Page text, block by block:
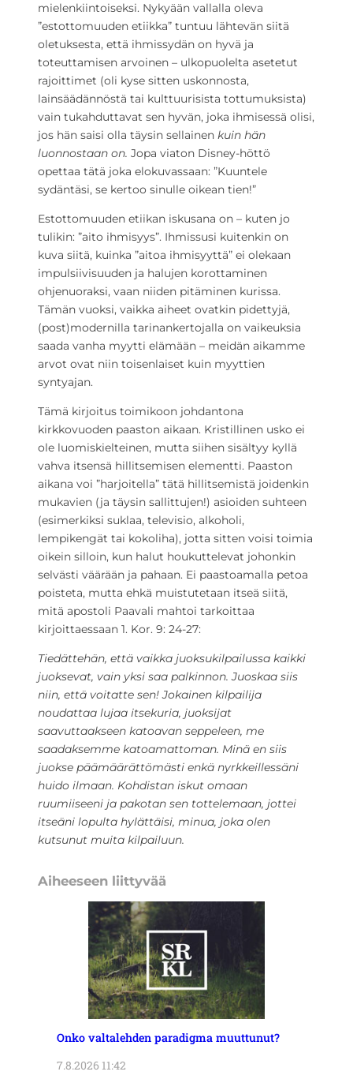
mielenkiintoiseksi. Nykyään vallalla oleva
”estottomuuden etiikka” tuntuu lähtevän siitä
oletuksesta, että ihmissydän on hyvä ja
toteuttamisen arvoinen – ulkopuolelta asetetut
rajoittimet (oli kyse sitten uskonnosta,
lainsäädännöstä tai kulttuurisista tottumuksista)
vain tukahduttavat sen hyvän, joka ihmisessä olisi,
jos hän saisi olla täysin sellainen kuin hän
luonnostaan on. Jopa viaton Disney-höttö
opettaa tätä joka elokuvassaan: ”Kuuntele
sydäntäsi, se kertoo sinulle oikean tien!”
Estottomuuden etiikan iskusana on – kuten jo
tulikin: ”aito ihmisyys”. Ihmissusi kuitenkin on
kuva siitä, kuinka ”aitoa ihmisyyttä” ei olekaan
impulsiivisuuden ja halujen korottaminen
ohjenuoraksi, vaan niiden pitäminen kurissa.
Tämän vuoksi, vaikka aiheet ovatkin pidettyjä,
(post)modernilla tarinankertojalla on vaikeuksia
saada vanha myytti elämään – meidän aikamme
arvot ovat niin toisenlaiset kuin myyttien
syntyajan.
Tämä kirjoitus toimikoon johdantona
kirkkovuoden paaston aikaan. Kristillinen usko ei
ole luomiskielteinen, mutta siihen sisältyy kyllä
vahva itsensä hillitsemisen elementti. Paaston
aikana voi ”harjoitella” tätä hillitsemistä joidenkin
mukavien (ja täysin sallittujen!) asioiden suhteen
(esimerkiksi suklaa, televisio, alkoholi,
lempikengät tai kokoliha), jotta sitten voisi toimia
oikein silloin, kun halut houkuttelevat johonkin
selvästi väärään ja pahaan. Ei paastoamalla petoa
poisteta, mutta ehkä muistutetaan itseä siitä,
mitä apostoli Paavali mahtoi tarkoittaa
kirjoittaessaan 1. Kor. 9: 24-27:
Tiedättehän, että vaikka juoksukilpailussa kaikki
juoksevat, vain yksi saa palkinnon. Juoskaa siis
niin, että voitatte sen! Jokainen kilpailija
noudattaa lujaa itsekuria, juoksijat
saavuttaakseen katoavan seppeleen, me
saadaksemme katoamattoman. Minä en siis
juokse päämäärättömästi enkä nyrkkeillessäni
huido ilmaan. Kohdistan iskut omaan
ruumiiseeni ja pakotan sen tottelemaan, jottei
itseäni lopulta hylättäisi, minua, joka olen
kutsunut muita kilpailuun.
Aiheeseen liittyvää
Onko valtalehden paradigma muuttunut?
7.8.2026 11:42